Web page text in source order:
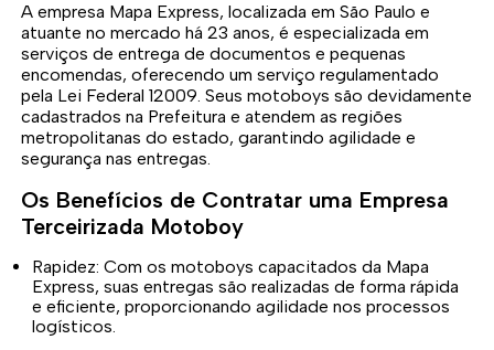
A empresa Mapa Express, localizada em São Paulo e
atuante no mercado há 23 anos, é especializada em
serviços de entrega de documentos e pequenas
encomendas, oferecendo um serviço regulamentado
pela Lei Federal 12009. Seus motoboys são devidamente
cadastrados na Prefeitura e atendem as regiões
metropolitanas do estado, garantindo agilidade e
segurança nas entregas.
Os Benefícios de Contratar uma Empresa
Terceirizada Motoboy
Rapidez: Com os motoboys capacitados da Mapa
Express, suas entregas são realizadas de forma rápida
e eficiente, proporcionando agilidade nos processos
logísticos.